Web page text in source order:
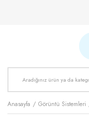
Anasayfa Görüntü Sistemleri